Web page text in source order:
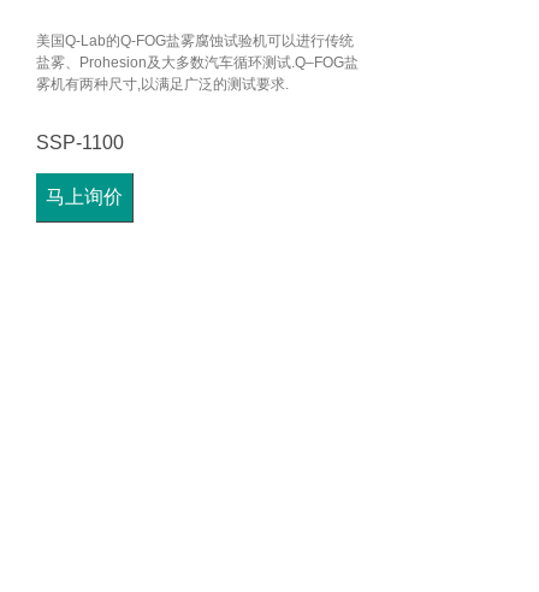
美国Q-Lab的Q-FOG盐雾腐蚀试验机可以进行传统
盐雾、Prohesion及大多数汽车循环测试.Q–FOG盐
雾机有两种尺寸,以满足广泛的测试要求.
SSP-1100
马上询价